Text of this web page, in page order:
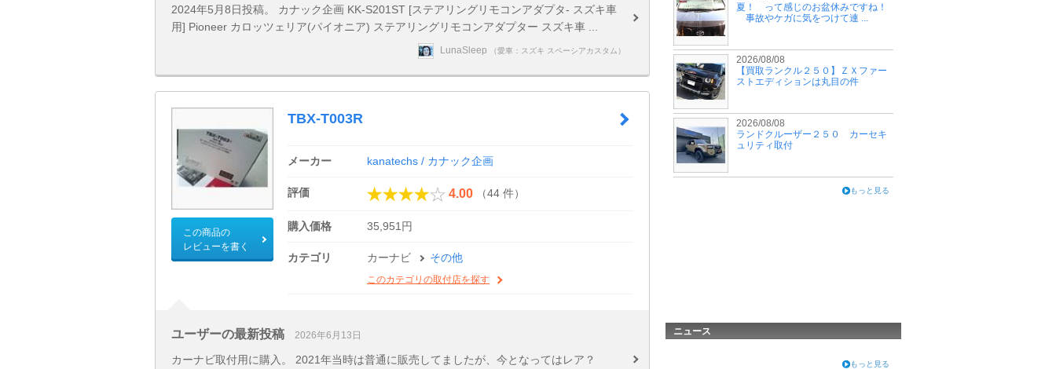
2024年5月8日投稿。 カナック企画 KK-S201ST [ステアリングリモコンアダプタ- スズキ車
用] Pioneer カロッツェリア(パイオニア) ステアリングリモコンアダプター スズキ車 ...
LunaSleep （愛車：スズキ スペーシアカスタム）
この商品の
レビューを書く
TBX-T003R
メーカー kanatechs / カナック企画
評価 4.00 （44 件）
購入価格 35,951円
カテゴリ カーナビ その他
このカテゴリの取付店を探す
ユーザーの最新投稿 2026年6月13日
カーナビ取付用に購入。 2021年当時は普通に販売してましたが、今となってはレア？
夏！ って感じのお盆休みですね！
事故やケガに気をつけて連 ...
2026/08/08
【買取ランクル２５０】ＺＸファー
ストエディションは丸目の件
2026/08/08
ランドクルーザー２５０ カーセキ
ュリティ取付
もっと見る
ニュース
もっと見る